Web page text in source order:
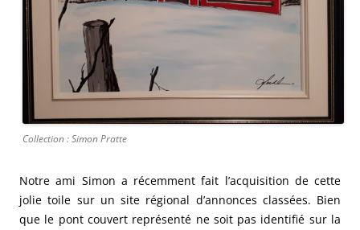
Collection : Simon Pratte
Notre ami Simon a récemment fait l’acquisition de cette
jolie toile sur un site régional d’annonces classées. Bien
que le pont couvert représenté ne soit pas identifié sur la